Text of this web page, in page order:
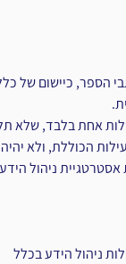
הספר, כיישום של
אחת בלבד, שלא
הכוללת, ולא יהיה
ניהול
ניהול הידע בכלל